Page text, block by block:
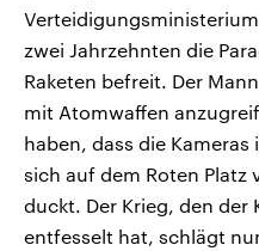
zwei Jahrzehnten die
Raketen befreit. Der
mit Atomwaffen
haben, dass die
sich auf dem Roten Platz
duckt. Der Krieg, den der
entfesselt hat, schlägt